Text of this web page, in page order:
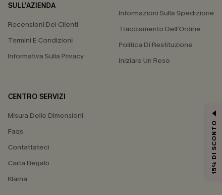
SULL'AZIENDA
Recensioni Dei Clienti
Termini E Condizioni
Informativa Sulla Privacy
Informazioni Sulla Spedizione
Tracciamento Dell'Ordine
Politica Di Restituzione
Iniziare Un Reso
CENTRO SERVIZI
Misura Delle Dimensioni
Faqs
Contattateci
Carta Regalo
Klarna
15% DI SCONTO